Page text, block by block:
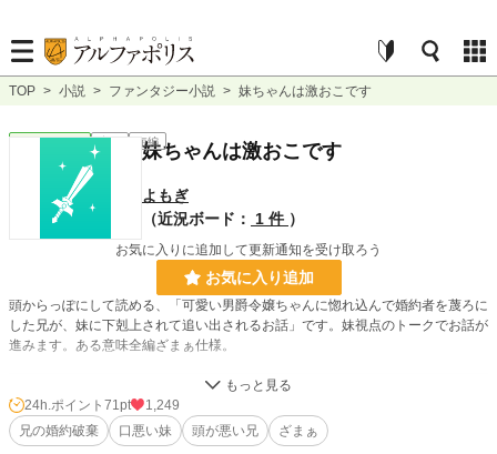
TOP > 小説 > ファンタジー小説 > 妹ちゃんは激おこです
ファンタジー 完結 短編
妹ちゃんは激おこです
よもぎ
（近況ボード：
1 件 ）
お気に入りに追加して更新通知を受け取ろう
お気に入り追加
頭からっぽにして読める、「可愛い男爵令嬢ちゃんに惚れ込んで婚約者を蔑ろに
した兄が、妹に下剋上されて追い出されるお話」です。妹視点のトークでお話が
進みます。ある意味全編ざまぁ仕様。
13,037 位 / 228,631 件
ファンタジー 2,340 位 / 53,266 件
24h.ポイント 71pt
1,249
兄の婚約破棄
口悪い妹 頭が悪い兄 ざまぁ